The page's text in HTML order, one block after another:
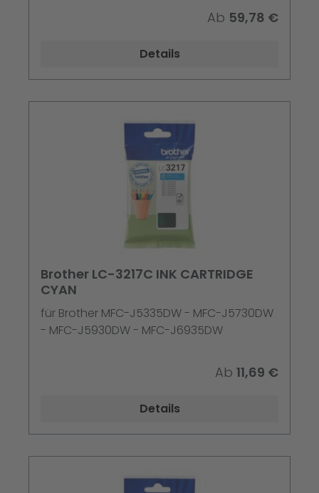
Ab 59,78 €
Details
Brother LC-3217C INK CARTRIDGE
CYAN
für Brother MFC-J5335DW - MFC-J5730DW
- MFC-J5930DW - MFC-J6935DW
Ab 11,69 €
Details